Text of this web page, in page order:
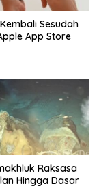
Sesudah
App Store
Raksasa
Hingga Dasar